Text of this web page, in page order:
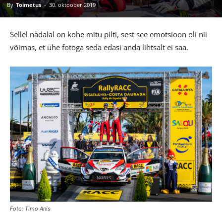
By Toimetus - 30. oktoober 2019
Sellel nädalal on kohe mitu pilti, sest see emotsioon oli nii
võimas, et ühe fotoga seda edasi anda lihtsalt ei saa.
Foto: Timo Anis